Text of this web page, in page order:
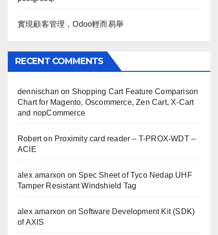
實現顧客管理，Odoo輕而易舉
RECENT COMMENTS
dennischan on Shopping Cart Feature Comparison
Chart for Magento, Oscommerce, Zen Cart, X-Cart
and nopCommerce
Roberton Proximity card reader – T-PROX-WDT –
ACIE
alex amarxon on Spec Sheet of Tyco Nedap UHF
Tamper Resistant Windshield Tag
alex amarxon on Software Development Kit (SDK)
of AXIS